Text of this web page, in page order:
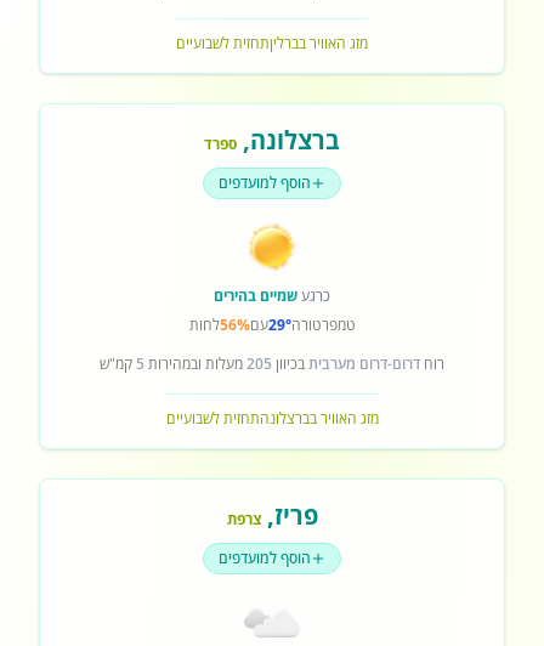
מזג האוויר בברליןתחזית לשבועיים
ברצלונה, ספרד
הוסף למועדפים
כרגעשמיים בהירים
טמפרטורה29°עם56%לחות
רוח דרום-דרום מערביתבכיוון 205מעלות ובמהירות 5 קמ"ש
מזג האוויר בברצלונהתחזית לשבועיים
פריז,צרפת
הוסף למועדפים